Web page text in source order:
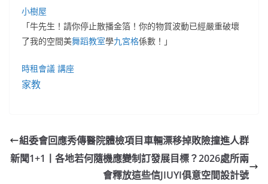
小樹屋
「牛先生！請你停止散播金箔！你的物質波動已經嚴重破壞
了我的空間美舞蹈教室學九宮格係數！」
時租會議 講座
家教
組委會回應秀傳醫院體檢項目車輛漂移掉敗險撞進人群
新聞1+1丨各地若何隨機應變制訂發展目標？2026處所兩
會釋放這些信JIUYI俱意空間設計號